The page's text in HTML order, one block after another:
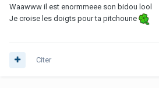
Waawww il est enormmeee son bidou lool
Je croise les doigts pour ta pitchoune
Citer